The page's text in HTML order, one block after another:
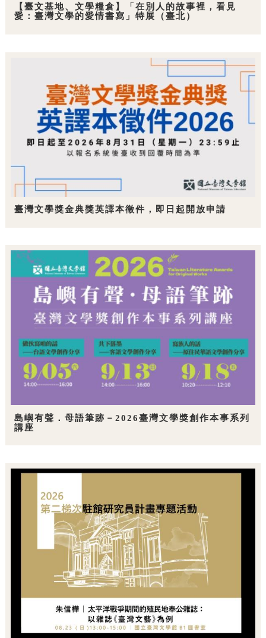
【臺文基地、文學糧倉】「在別人的故事裡，看見
愛：臺灣文學的愛情書寫」特展（臺北）
臺灣文學獎金典獎英譯本徵件，即日起開放申請
島嶼有聲．母語筆跡－2026臺灣文學獎創作本事系列
講座